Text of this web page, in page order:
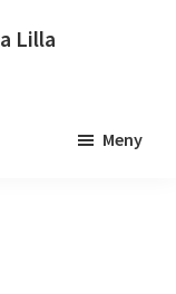
Lilla
Meny